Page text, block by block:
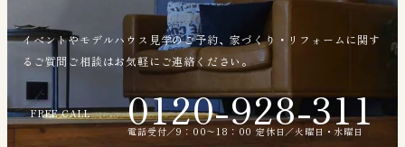
イベントやモデルハウス見学のご予約、家づくり・リフォームに関す
るご質問ご相談はお気軽にご連絡ください。
FREE CALL 0120-928-311
電話受付／9：00〜18：00 定休日／火曜日・水曜日